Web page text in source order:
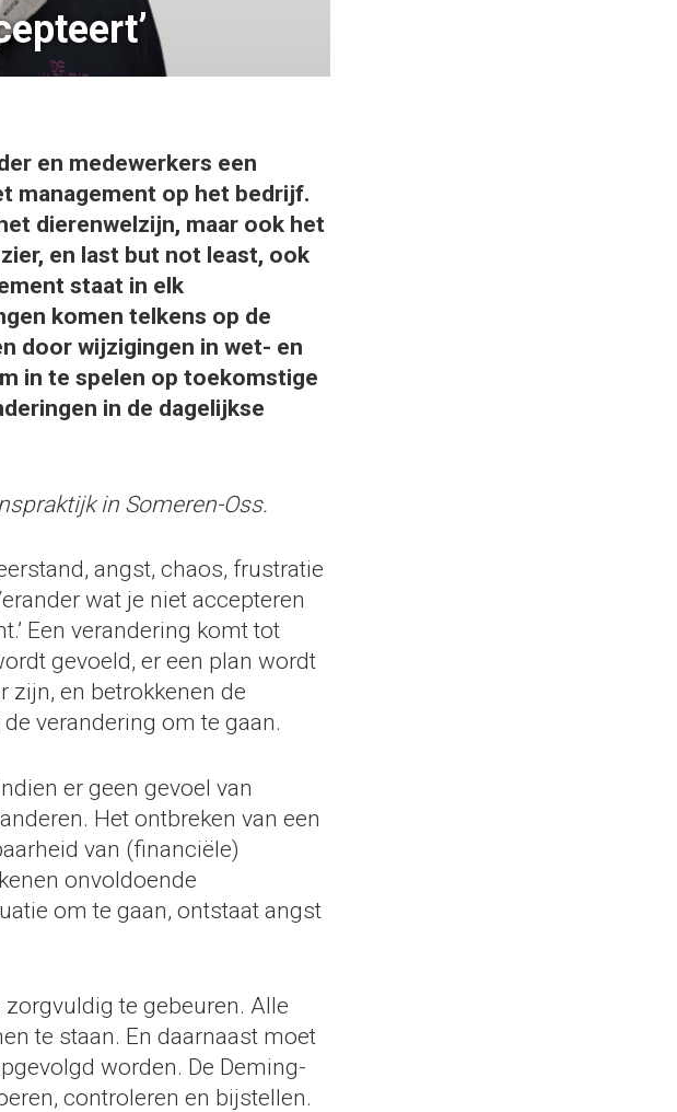
en medewerkers een
management op het bedrijf.
dierenwelzijn, maar ook het
en last but not least, ook
staat in elk
komen telkens op de
door wijzigingen in wet- en
in te spelen op toekomstige
in de dagelijkse
in Someren-Oss.
angst, chaos, frustratie
wat je niet accepteren
Een verandering komt tot
gevoeld, er een plan wordt
zijn, en betrokkenen de
verandering om te gaan.
er geen gevoel van
Het ontbreken van een
van (financiële)
onvoldoende
om te gaan, ontstaat angst
te gebeuren. Alle
te staan. En daarnaast moet
worden. De Deming-
controleren en bijstellen.